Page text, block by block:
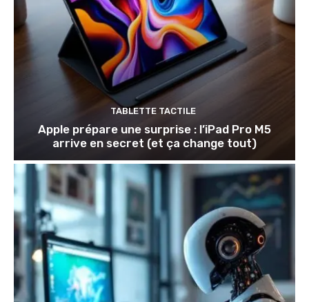
TABLETTE TACTILE
Apple prépare une surprise : l’iPad Pro M5
arrive en secret (et ça change tout)